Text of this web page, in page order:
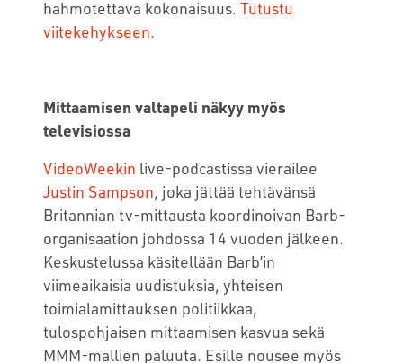
hahmotettava kokonaisuus. Tutustu
viitekehykseen.
Mittaamisen valtapeli näkyy myös
televisiossa
VideoWeekin live-podcastissa vierailee
Justin Sampson, joka jättää tehtävänsä
Britannian tv-mittausta koordinoivan Barb-
organisaation johdossa 14 vuoden jälkeen.
Keskustelussa käsitellään Barb’in
viimeaikaisia uudistuksia, yhteisen
toimialamittauksen politiikkaa,
tulospohjaisen mittaamisen kasvua sekä
MMM-mallien paluuta. Esille nousee myös